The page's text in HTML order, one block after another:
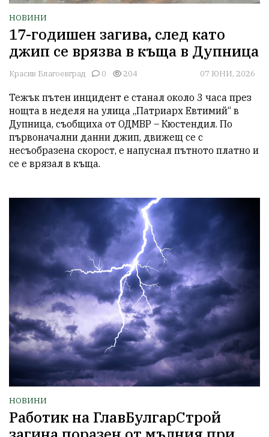
НОВИНИ
17-годишен загива, след като
джип се врязва в къща в Дупница
Красив Благоевград 0 204 07 ЮНИ, 2026
Тежък пътен инцидент е станал около 3 часа през
нощта в неделя на улица „Патриарх Евтимий“ в
Дупница, съобщиха от ОДМВР – Кюстендил. По
първоначални данни джип, движещ се с
несъобразена скорост, е напуснал пътното платно и
се е врязал в къща.
НОВИНИ
Работик на ГлавБулгарСтрой